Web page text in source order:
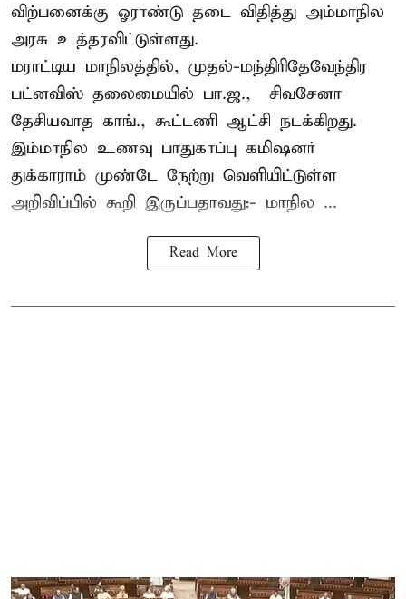
விற்பனைக்கு ஓராண்டு தடை விதித்து அம்மாநில
அரசு உத்தரவிட்டுள்ளது.
மராட்டிய மாநிலத்தில், முதல்-மந்திரிதேவேந்திர
பட்னவிஸ் தலைமையில் பா.ஜ., – சிவசேனா –
தேசியவாத காங்., கூட்டணி ஆட்சி நடக்கிறது.
இம்மாநில உணவு பாதுகாப்பு கமிஷனர்
துக்காராம் முண்டே நேற்று வெளியிட்டுள்ள
அறிவிப்பில் கூறி இருப்பதாவது:- மாநில ...
Read More